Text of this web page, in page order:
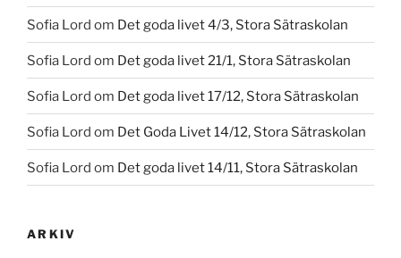
Sofia Lord om Det goda livet 4/3, Stora Sätraskolan
Sofia Lord om Det goda livet 21/1, Stora Sätraskolan
Sofia Lord om Det goda livet 17/12, Stora Sätraskolan
Sofia Lord om Det Goda Livet 14/12, Stora Sätraskolan
Sofia Lord om Det goda livet 14/11, Stora Sätraskolan
ARKIV